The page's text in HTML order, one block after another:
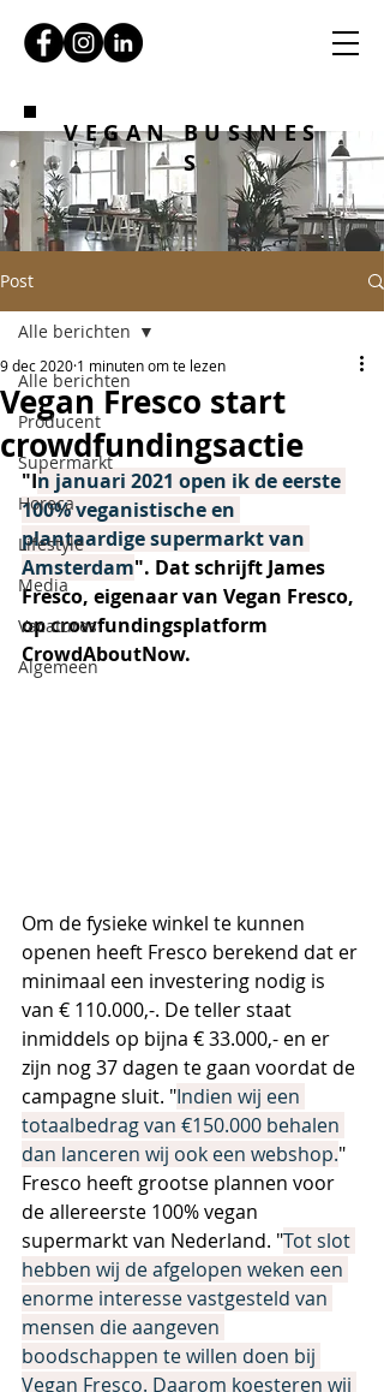
VEGAN BUSINES
S
Post
Alle berichten
Producent
Supermarkt
Horeca
Lifestyle
Media
Vacatures
Algemeen
Alle berichten
Vegan Fresco start
crowdfundingsactie
9 dec 2020 1 minuten om te lezen
"In januari 2021 open ik de eerste
100% veganistische en
plantaardige supermarkt van
Amsterdam". Dat schrijft James
Fresco, eigenaar van Vegan Fresco,
op crowfundingsplatform
CrowdAboutNow.
Om de fysieke winkel te kunnen
openen heeft Fresco berekend dat er
minimaal een investering nodig is
van € 110.000,-. De teller staat
inmiddels op bijna € 33.000,- en er
zijn nog 37 dagen te gaan voordat de
campagne sluit. "Indien wij een
totaalbedrag van €150.000 behalen
dan lanceren wij ook een webshop."
Fresco heeft grootse plannen voor
de allereerste 100% vegan
supermarkt van Nederland. "Tot slot
hebben wij de afgelopen weken een
enorme interesse vastgesteld van
mensen die aangeven
boodschappen te willen doen bij
Vegan Fresco. Daarom koesteren wij